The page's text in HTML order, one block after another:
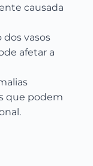
causada
dos vasos
afetar a
que podem